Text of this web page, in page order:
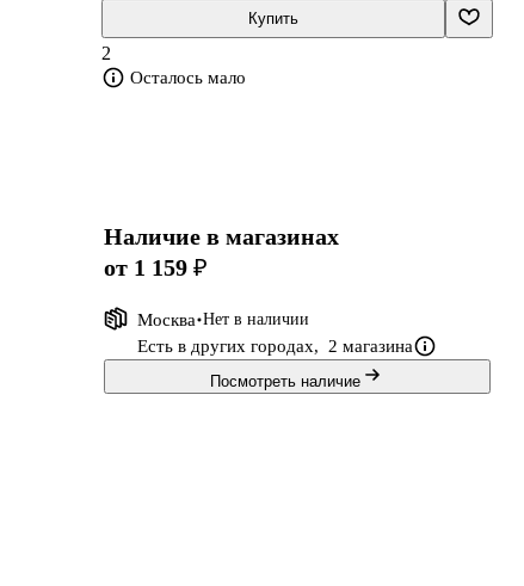
Купить
2
Осталось мало
Наличие в магазинах
от 1 159 ₽
Москва Нет в наличии
Есть в других городах, 2 магазина
Посмотреть наличие